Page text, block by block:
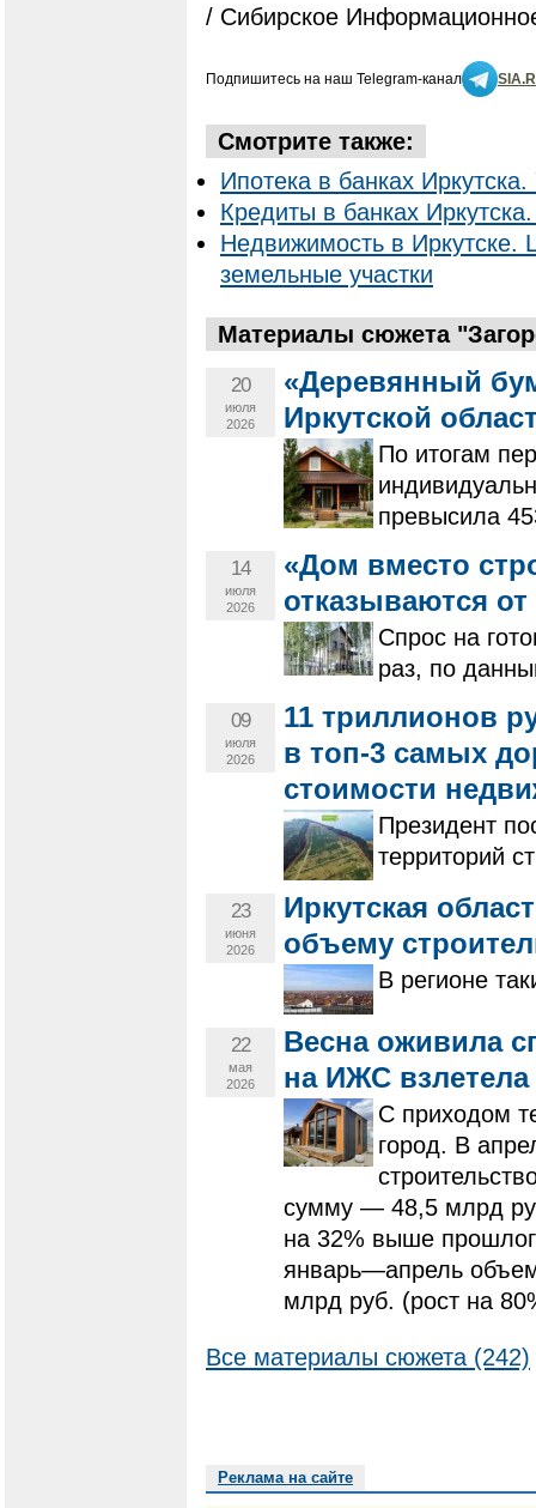
/ Сибирское
Подпишитесь на наш Telegram-канал
Смотрите также:
Ипотека в банках
Кредиты в банках
Недвижимость в Иркутске.
земельные участки
Материалы сюжета
20
июля
2026
«Деревянный
Иркутской
По итогам
превысила
14
июля
2026
«Дом вместо
отказываются
Спрос на
раз, по
09
июля
2026
11 триллионов
в топ-3 самых
стоимости
Президент
территорий
23
июня
2026
Иркутская
объему
В регионе
22
мая
2026
Весна оживила
на ИЖС взлетела
С приходом
город. В
сумму — 48,5 млрд
на 32% выше
январь—апрель
млрд руб. (рост на
Все материалы сюжета (242)
Реклама на сайте